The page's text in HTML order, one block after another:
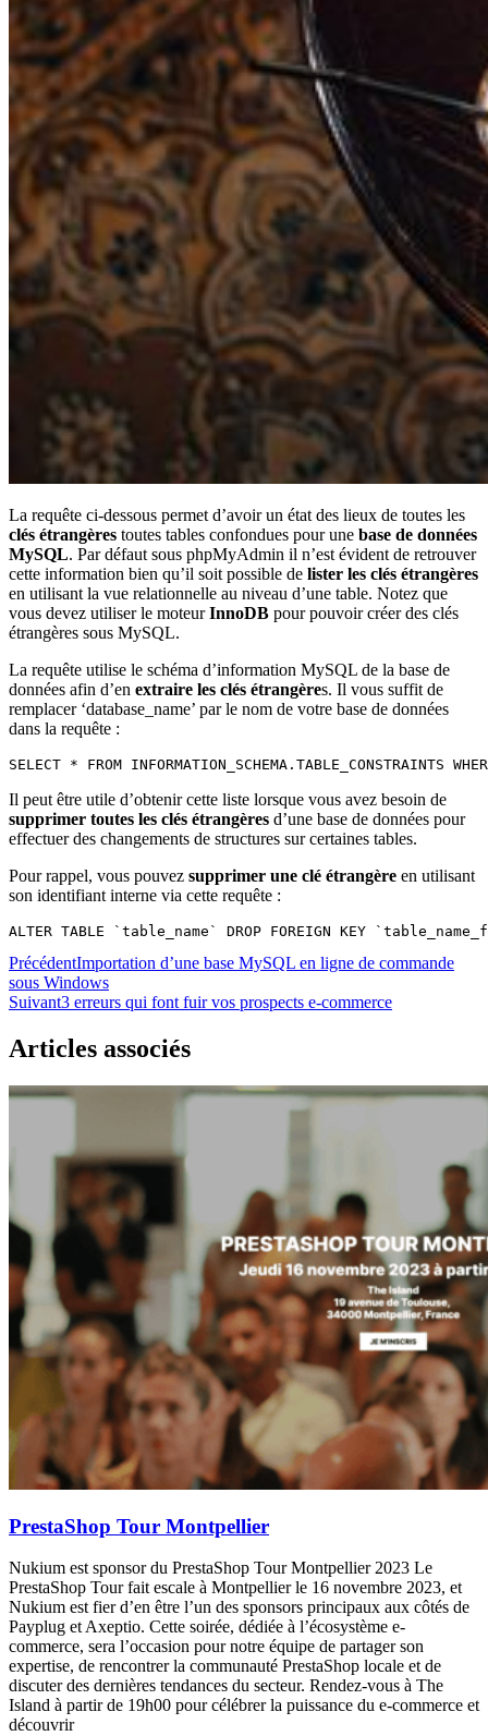
La requête ci-dessous permet d’avoir un état des lieux de toutes les
clés étrangères toutes tables confondues pour une base de données
MySQL. Par défaut sous phpMyAdmin il n’est évident de retrouver
cette information bien qu’il soit possible de lister les clés étrangères
en utilisant la vue relationnelle au niveau d’une table. Notez que
vous devez utiliser le moteurInnoDB pour pouvoir créer des clés
étrangères sous MySQL.
La requête utilise le schéma d’information MySQL de la base de
données afin d’en extraire les clés étrangères. Il vous suffit de
remplacer ‘database_name’ par le nom de votre base de données
dans la requête :
SELECT * FROM
Il peut être utile d’obtenir cette liste lorsque vous avez besoin de
supprimer toutes les clés étrangères d’une base de données pour
effectuer des changements de structures sur certaines tables.
Pour rappel, vous pouvez supprimer une clé étrangère en utilisant
son identifiant interne via cette requête :
ALTER TABLE `table_name` DROP FOREIGN KEY
PrécédentImportation d’une base MySQL en ligne de commande
sous Windows
Suivant3 erreurs qui font fuir vos prospects e-commerce
Articles associés
PrestaShop Tour Montpellier
Nukium est sponsor du PrestaShop Tour Montpellier 2023 Le
PrestaShop Tour fait escale à Montpellier le 16 novembre 2023, et
Nukium est fier d’en être l’un des sponsors principaux aux côtés de
Payplug et Axeptio. Cette soirée, dédiée à l’écosystème e-
commerce, sera l’occasion pour notre équipe de partager son
expertise, de rencontrer la communauté PrestaShop locale et de
discuter des dernières tendances du secteur. Rendez-vous à The
Island à partir de 19h00 pour célébrer la puissance du e-commerce et
découvrir